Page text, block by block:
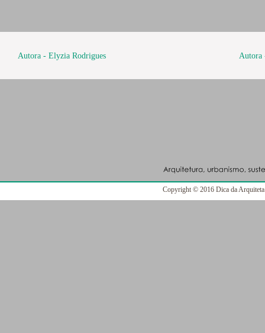
Autora - Elyzia Rodrigues Autora
Copyright © 2016 Dica da